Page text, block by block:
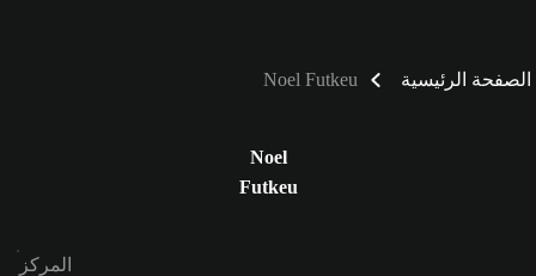
الصفحة الرئيسية Noel Futkeu
Noel
Futkeu
المركز